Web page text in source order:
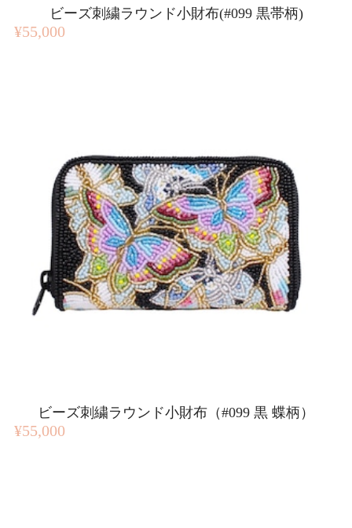
ビーズ刺繍ラウンド小財布(#099 黒帯柄)
¥55,000
ビーズ刺繍ラウンド小財布（#099 黒 蝶柄）
¥55,000